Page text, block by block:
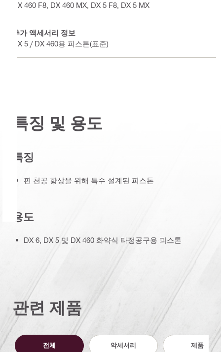
DX 460 F8, DX 460 MX, DX 5 F8, DX 5 MX
추가 액세서리 정보
DX 5 / DX 460용 피스톤(표준)
특징 및 용도
특징
핀 천공 향상을 위해 특수 설계된 피스톤
용도
DX 6, DX 5 및 DX 460 화약식 타정공구용 피스톤
관련 제품
전체 악세서리 제품